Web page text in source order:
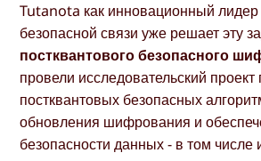
Tutanota как инновационный лидер
безопасной связи уже решает эту
постквантового безопасного
провели исследовательский проект
постквантовых безопасных
обновления шифрования и
безопасности данных - в том числе